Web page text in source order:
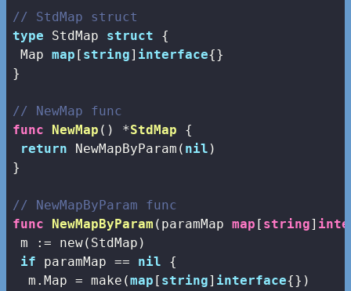
// StdMap struct
type StdMap struct {
Map map [ string] interface{}
}
// NewMap func
func
NewMap () *StdMap {
return NewMapByParam( nil )
}
// NewMapByParam func
func
NewMapByParam (paramMap map [ string]
m := new(StdMap)
if paramMap == nil {
  m.Map =
make (map [ string] interface{})